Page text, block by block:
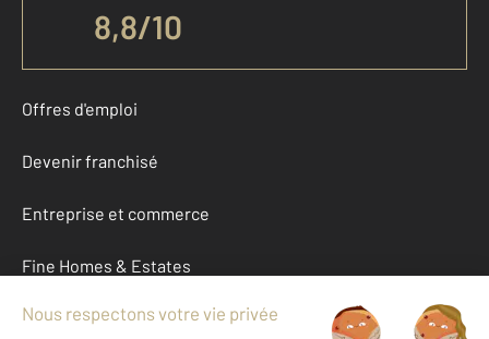
8,8/10
Offres d'emploi
Devenir franchisé
Entreprise et commerce
Fine Homes & Estates
À propos